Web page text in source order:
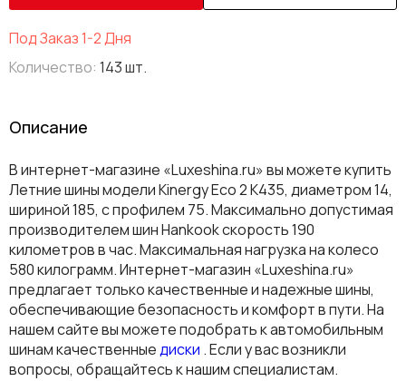
Под Заказ 1-2 Дня
Количество: 143 шт.
Описание
В интернет-магазине «Luxeshina.ru» вы можете купить
Летние шины модели Kinergy Eco 2 K435, диаметром 14,
шириной 185, с профилем 75. Максимально допустимая
производителем шин Hankook скорость 190
километров в час. Максимальная нагрузка на колесо
580 килограмм. Интернет-магазин «Luxeshina.ru»
предлагает только качественные и надежные шины,
обеспечивающие безопасность и комфорт в пути. На
нашем сайте вы можете подобрать к автомобильным
шинам качественныедиски . Если у вас возникли
вопросы, обращайтесь к нашим специалистам.